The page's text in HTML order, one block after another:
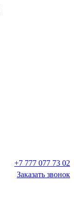
+7 777 077 73 02
Заказать звонок